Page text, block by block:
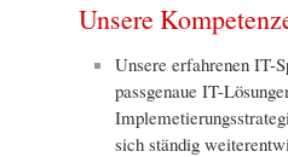
Unsere
Unsere erfahrenen IT-
passgenaue IT-
sich ständig